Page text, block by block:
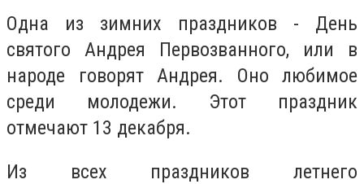
Одна из зимних праздников - День
святого Андрея Первозванного, или в
народе говорят Андрея. Оно любимое
среди молодежи. Этот праздник
отмечают 13 декабря.
Из всех праздников летнего